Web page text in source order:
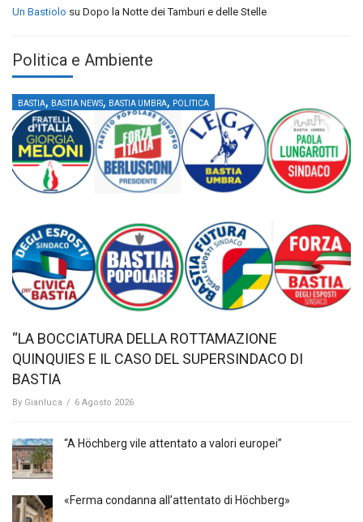
Un Bastiolo su Dopo la Notte dei Tamburi e delle Stelle
Politica e Ambiente
BASTIA, BASTIA NEWS, BASTIA UMBRA, POLITICA
“LA BOCCIATURA DELLA ROTTAMAZIONE
QUINQUIES E IL CASO DEL SUPERSINDACO DI
BASTIA
By Gianluca / 6 Agosto 2026
“A Höchberg vile attentato a valori europei”
«Ferma condanna all’attentato di Höchberg»